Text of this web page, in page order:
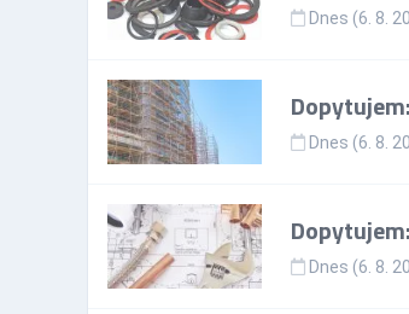
Dnes (6. 8.
Dnes (6. 8.
Dnes (6. 8.